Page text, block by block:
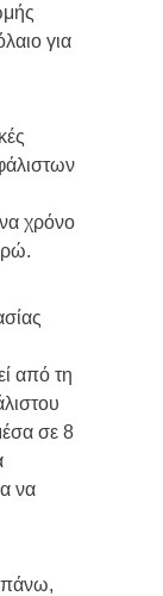
για
χρόνο
από τη
σε 8
να